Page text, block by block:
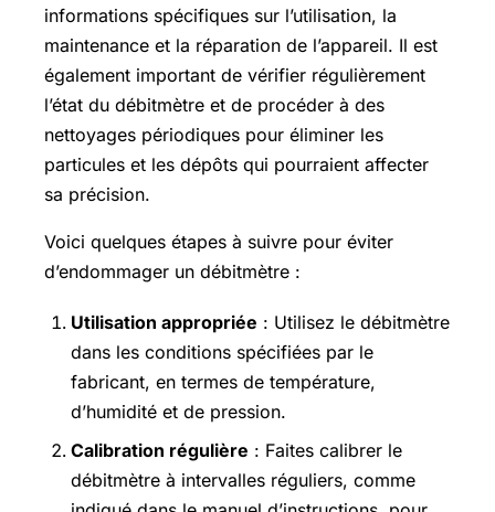
informations spécifiques sur l’utilisation, la
maintenance et la réparation de l’appareil. Il est
également important de vérifier régulièrement
l’état du débitmètre et de procéder à des
nettoyages périodiques pour éliminer les
particules et les dépôts qui pourraient affecter
sa précision.
Voici quelques étapes à suivre pour éviter
d’endommager un débitmètre :
Utilisation appropriée : Utilisez le débitmètre
dans les conditions spécifiées par le
fabricant, en termes de température,
d’humidité et de pression.
Calibration régulière : Faites calibrer le
débitmètre à intervalles réguliers, comme